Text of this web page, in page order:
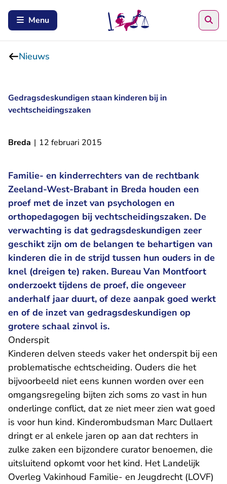
Menu
Nieuws
Gedragsdeskundigen staan kinderen bij in
vechtscheidingszaken
Breda | 12 februari 2015
Familie- en kinderrechters van de rechtbank
Zeeland-West-Brabant in Breda houden een
proef met de inzet van psychologen en
orthopedagogen bij vechtscheidingszaken. De
verwachting is dat gedragsdeskundigen zeer
geschikt zijn om de belangen te behartigen van
kinderen die in de strijd tussen hun ouders in de
knel (dreigen te) raken. Bureau Van Montfoort
onderzoekt tijdens de proef, die ongeveer
anderhalf jaar duurt, of deze aanpak goed werkt
en of de inzet van gedragsdeskundigen op
grotere schaal zinvol is.
Onderspit
Kinderen delven steeds vaker het onderspit bij een
problematische echtscheiding. Ouders die het
bijvoorbeeld niet eens kunnen worden over een
omgangsregeling bijten zich soms zo vast in hun
onderlinge conflict, dat ze niet meer zien wat goed
is voor hun kind. Kinderombudsman Marc Dullaert
dringt er al enkele jaren op aan dat rechters in
zulke zaken een bijzondere curator benoemen, die
uitsluitend opkomt voor het kind. Het Landelijk
Overleg Vakinhoud Familie- en Jeugdrecht (LOVF)